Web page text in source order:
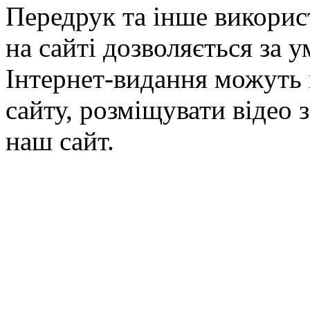
Передрук та інше
на сайті дозволяється
Інтернет-видання можуть
сайту, розміщувати відео
наш сайт.